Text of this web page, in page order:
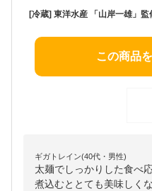
[冷蔵] 東洋水産 「山岸一雄」
この商品
ギガトレイン(40代・男性)
太麺でしっかりした食べ
煮込むととても美味しく